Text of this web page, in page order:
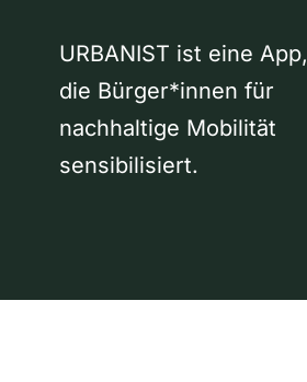
URBANIST ist eine App,
die Bürger*innen für
nachhaltige Mobilität
sensibilisiert.